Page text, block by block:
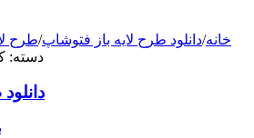
خانه/دانلود طرح لایه باز فتوشاپ/طرح
دسته: